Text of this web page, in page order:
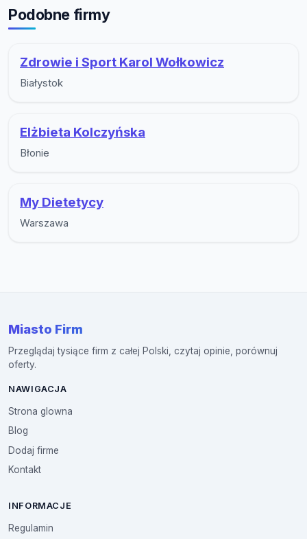
Podobne firmy
Zdrowie i Sport Karol Wołkowicz
Białystok
Elżbieta Kolczyńska
Błonie
My Dietetycy
Warszawa
Miasto Firm
Przeglądaj tysiące firm z całej Polski, czytaj opinie, porównuj
oferty.
NAWIGACJA
Strona glowna
Blog
Dodaj firme
Kontakt
INFORMACJE
Regulamin